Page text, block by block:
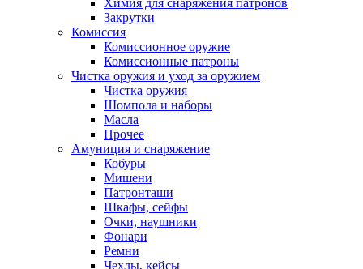
Химия для снаряжения патронов
Закрутки
Комиссия
Комиссионное оружие
Комиссионные патроны
Чистка оружия и уход за оружием
Чистка оружия
Шомпола и наборы
Масла
Прочее
Амуниция и снаряжение
Кобуры
Мишени
Патронташи
Шкафы, сейфы
Очки, наушники
Фонари
Ремни
Чехлы, кейсы